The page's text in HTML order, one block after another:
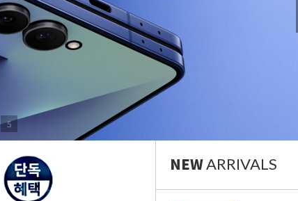
5
NEWARRIVALS